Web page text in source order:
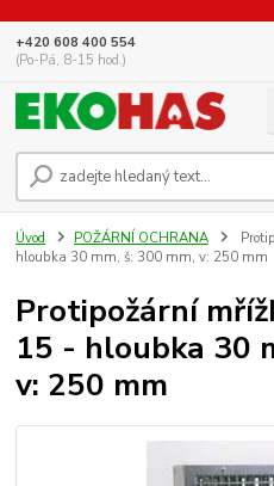
+420 608 400 554
(Po-Pá, 8-15 hod.)
Úvod POŽÁRNÍ OCHRANA
hloubka 30 mm, š: 300 mm, v: 250 mm
Protipožární
15 - hloubka 30
v: 250 mm